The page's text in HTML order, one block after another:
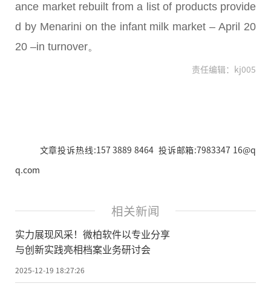
ance market rebuilt from a list of products provide
d by Menarini on the infant milk market – April 20
20 –in turnover。
责任编辑：kj005
文章投诉热线:157 3889 8464 投诉邮箱:7983347 16@q
q.com
相关新闻
实力展现风采！微柏软件以专业分享
与创新实践亮相档案业务研讨会
2025-12-19 18:27:26